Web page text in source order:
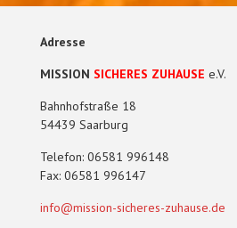
Adresse
MISSION SICHERES ZUHAUSE e.V.
Bahnhofstraße 18
54439 Saarburg
Telefon: 06581 996148
Fax: 06581 996147
info@mission-sicheres-zuhause.de